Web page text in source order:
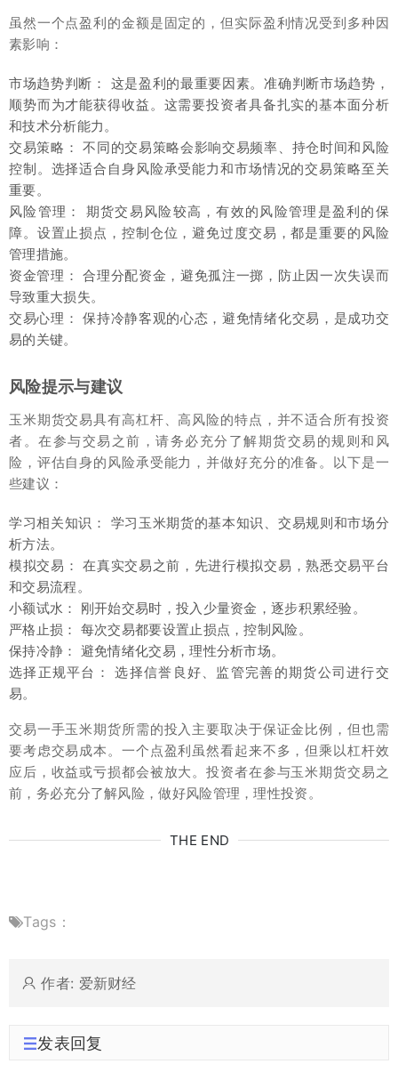
虽然一个点盈利的金额是固定的，但实际盈利情况受到多种因
素影响：
市场趋势判断： 这是盈利的最重要因素。准确判断市场趋势，
顺势而为才能获得收益。这需要投资者具备扎实的基本面分析
和技术分析能力。
交易策略： 不同的交易策略会影响交易频率、持仓时间和风险
控制。选择适合自身风险承受能力和市场情况的交易策略至关
重要。
风险管理： 期货交易风险较高，有效的风险管理是盈利的保
障。设置止损点，控制仓位，避免过度交易，都是重要的风险
管理措施。
资金管理： 合理分配资金，避免孤注一掷，防止因一次失误而
导致重大损失。
交易心理： 保持冷静客观的心态，避免情绪化交易，是成功交
易的关键。
风险提示与建议
玉米期货交易具有高杠杆、高风险的特点，并不适合所有投资
者。在参与交易之前，请务必充分了解期货交易的规则和风
险，评估自身的风险承受能力，并做好充分的准备。以下是一
些建议：
学习相关知识： 学习玉米期货的基本知识、交易规则和市场分
析方法。
模拟交易： 在真实交易之前，先进行模拟交易，熟悉交易平台
和交易流程。
小额试水： 刚开始交易时，投入少量资金，逐步积累经验。
严格止损： 每次交易都要设置止损点，控制风险。
保持冷静： 避免情绪化交易，理性分析市场。
选择正规平台： 选择信誉良好、监管完善的期货公司进行交
易。
交易一手玉米期货所需的投入主要取决于保证金比例，但也需
要考虑交易成本。一个点盈利虽然看起来不多，但乘以杠杆效
应后，收益或亏损都会被放大。投资者在参与玉米期货交易之
前，务必充分了解风险，做好风险管理，理性投资。
THE END
Tags：
作者: 爱新财经
发表回复